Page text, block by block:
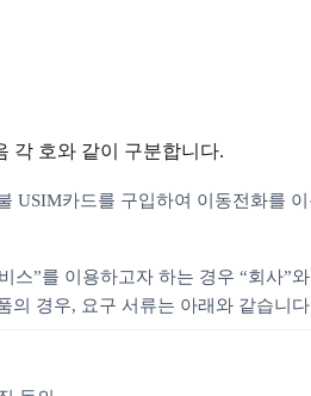
각 호와 같이 구분합니다.
USIM카드를 구입하여 이동전화를
스”를 이용하고자 하는 경우 “회사
의 경우, 요구 서류는 아래와 같습니